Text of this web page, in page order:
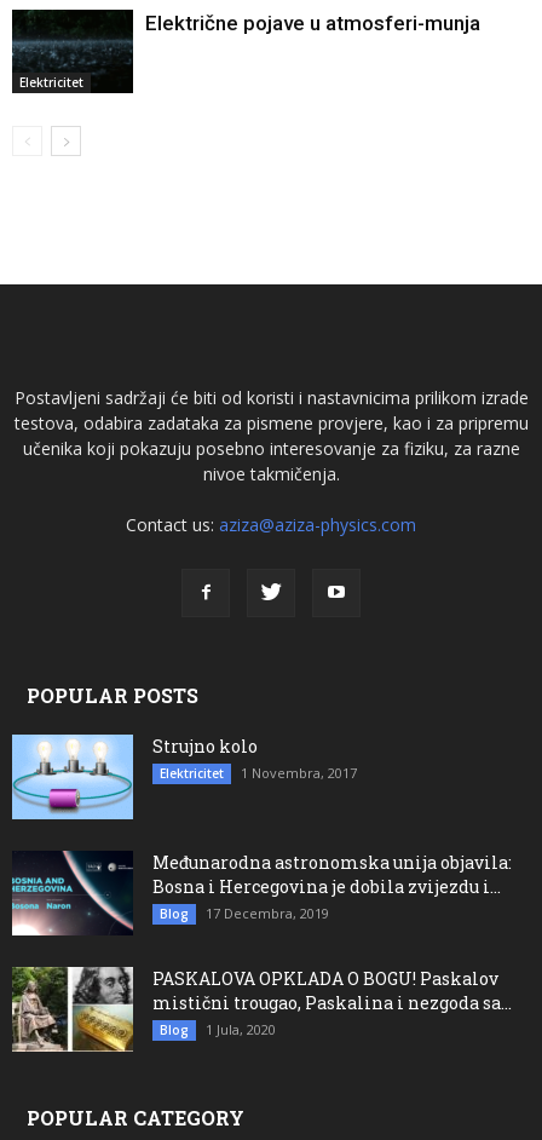
Elektricitet
Električne pojave u atmosferi-munja
Postavljeni sadržaji će biti od koristi i nastavnicima prilikom izrade
testova, odabira zadataka za pismene provjere, kao i za pripremu
učenika koji pokazuju posebno interesovanje za fiziku, za razne
nivoe takmičenja.
Contact us: aziza@aziza-physics.com
POPULAR POSTS
Strujno kolo
Elektricitet 1 Novembra, 2017
Međunarodna astronomska unija objavila:
Bosna i Hercegovina je dobila zvijezdu i...
Blog 17 Decembra, 2019
PASKALOVA OPKLADA O BOGU! Paskalov
mistični trougao, Paskalina i nezgoda sa...
Blog 1 Jula, 2020
POPULAR CATEGORY